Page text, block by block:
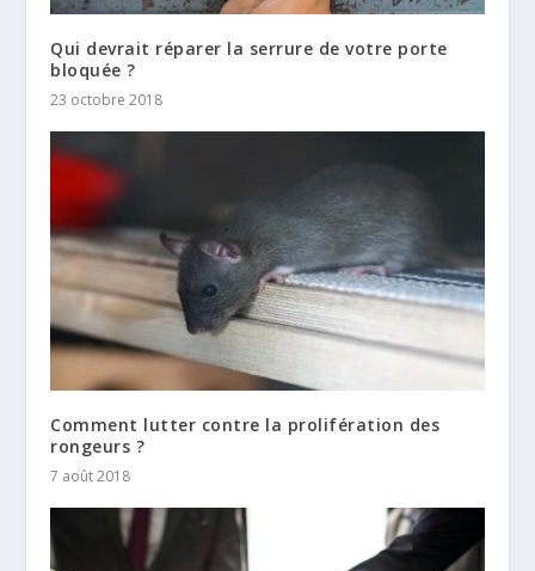
Qui devrait réparer la serrure de votre porte
bloquée ?
23 octobre 2018
Comment lutter contre la prolifération des
rongeurs ?
7 août 2018